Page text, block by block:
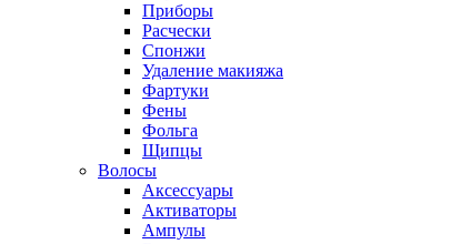
Приборы
Расчески
Спонжи
Удаление макияжа
Фартуки
Фены
Фольга
Щипцы
Волосы
Аксессуары
Активаторы
Ампулы